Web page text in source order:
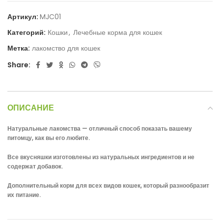
Артикул: MJC01
Категорий: Кошки, Лечебные корма для кошек
Метка: лакомство для кошек
Share:
ОПИСАНИЕ
Натуральные лакомства — отличный способ показать вашему
питомцу, как вы его любите.
Все вкусняшки изготовлены из натуральных ингредиентов и не
содержат добавок.
Дополнительный корм для всех видов кошек, который разнообразит
их питание.